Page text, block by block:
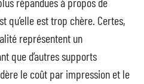
qu’elle est trop chère. Certes,
représentent un
que d’autres supports
le coût par impression et le